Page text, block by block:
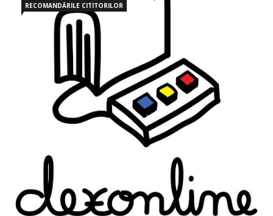
RECOMANDĂRILE CITITORILOR